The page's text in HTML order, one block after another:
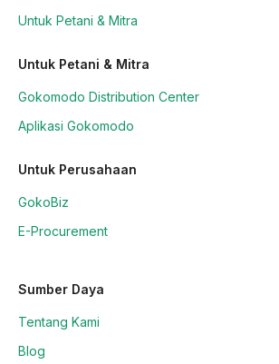
Untuk Petani & Mitra
Untuk Petani & Mitra
Gokomodo Distribution Center
Aplikasi Gokomodo
Untuk Perusahaan
GokoBiz
E-Procurement
Sumber Daya
Tentang Kami
Blog